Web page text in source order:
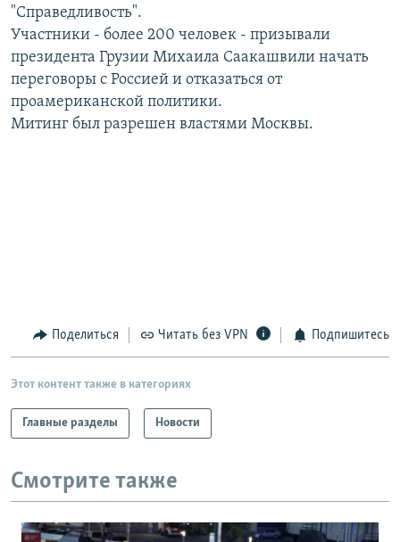
РАСПИСАНИЕ ВЕЩАНИЯ
ПОДПИШИТЕСЬ НА РАССЫЛКУ
"Справедливость".
Участники - более 200 человек - призывали
президента Грузии Михаила Саакашвили начать
переговоры с Россией и отказаться от
проамериканской политики.
Митинг был разрешен властями Москвы.
Поделиться Читать без VPN Подпишитесь
Этот контент также в категориях
Главные разделы Новости
Смотрите также